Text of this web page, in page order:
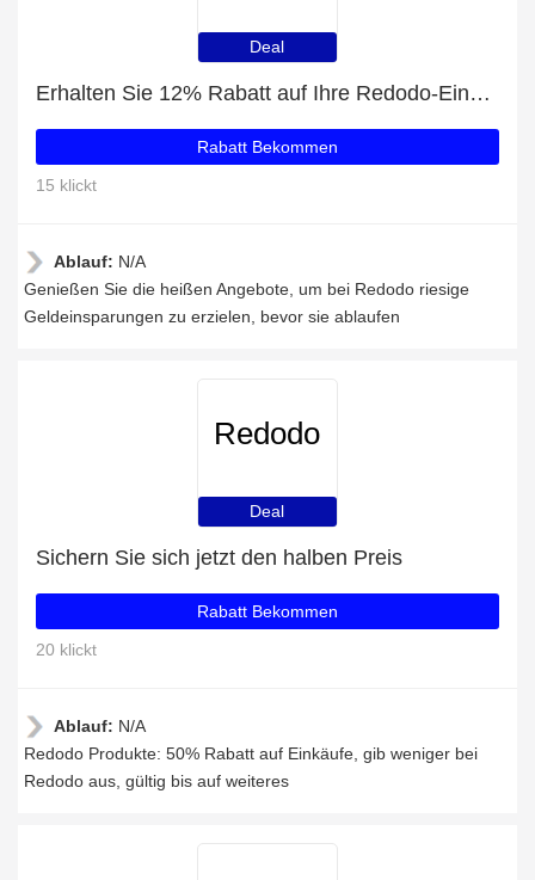
Deal
Erhalten Sie 12% Rabatt auf Ihre Redodo-Einkäufe
Rabatt Bekommen
15 klickt
Ablauf: N/A
Genießen Sie die heißen Angebote, um bei Redodo riesige
Geldeinsparungen zu erzielen, bevor sie ablaufen
Redodo
Deal
Sichern Sie sich jetzt den halben Preis
Rabatt Bekommen
20 klickt
Ablauf: N/A
Redodo Produkte: 50% Rabatt auf Einkäufe, gib weniger bei
Redodo aus, gültig bis auf weiteres